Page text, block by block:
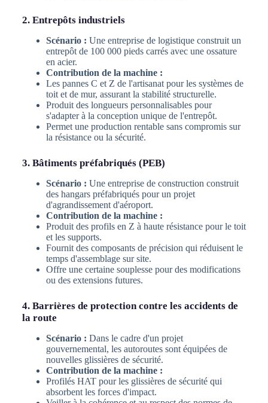
2. Entrepôts industriels
Scénario : Une entreprise de logistique construit un
entrepôt de 100 000 pieds carrés avec une ossature
en acier.
Contribution de la machine :
Les pannes C et Z de l'artisanat pour les systèmes de
toit et de mur, assurant la stabilité structurelle.
Produit des longueurs personnalisables pour
s'adapter à la conception unique de l'entrepôt.
Permet une production rentable sans compromis sur
la résistance ou la sécurité.
3. Bâtiments préfabriqués (PEB)
Scénario : Une entreprise de construction construit
des hangars préfabriqués pour un projet
d'agrandissement d'aéroport.
Contribution de la machine :
Produit des profils en Z à haute résistance pour le toit
et les supports.
Fournit des composants de précision qui réduisent le
temps d'assemblage sur site.
Offre une certaine souplesse pour des modifications
ou des extensions futures.
4. Barrières de protection contre les accidents de
la route
Scénario : Dans le cadre d'un projet
gouvernemental, les autoroutes sont équipées de
nouvelles glissières de sécurité.
Contribution de la machine :
Profilés HAT pour les glissières de sécurité qui
absorbent les forces d'impact.